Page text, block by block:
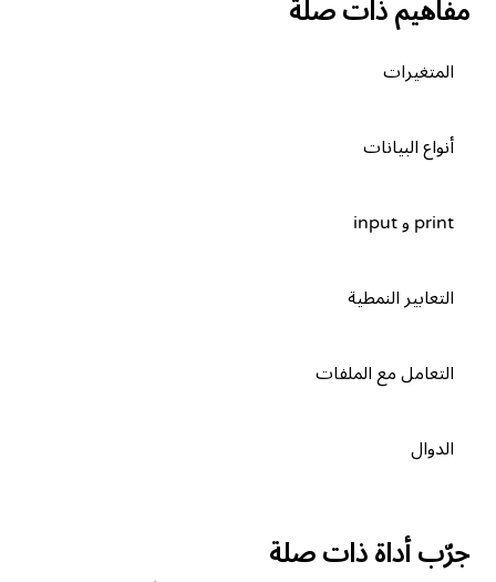
مفاهيم ذات صلة
المتغيرات
أنواع البيانات
print و input
التعابير النمطية
التعامل مع الملفات
الدوال
جرّب أداة ذات صلة